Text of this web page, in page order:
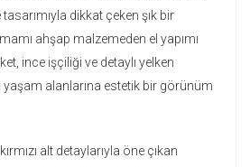
dikkat çeken şık bir
ahşap malzemeden el yapımı
ince işçiliği ve detaylı yelken
yaşam alanlarına estetik bir görünüm
alt detaylarıyla öne çıkan